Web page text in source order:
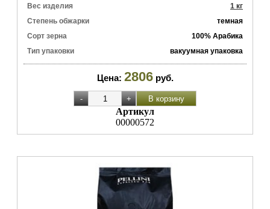
Вес изделия
1 кг
Степень обжарки
темная
Сорт зерна
100% Арабика
Тип упаковки
вакуумная упаковка
Цена: 2806 руб.
Артикул
00000572